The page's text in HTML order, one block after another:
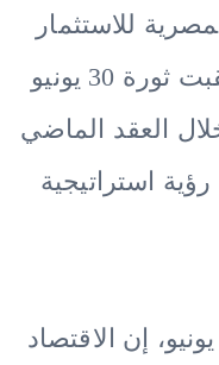
للاستثمار
المباشر وأموال المخاطرة، أن مصر نجحت خلال السنوات التي أعقبت ثورة 30 يونيو
العقد الماضي
استراتيجية
وقال سمنة، في تصريحات بمناسبة الذكرى الثالثة عشرة لثورة 30 يونيو، إن الاقتصاد